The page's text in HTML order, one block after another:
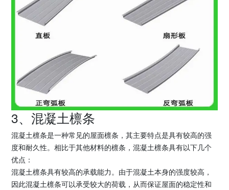
3、混凝土檩条
混凝土檩条是一种常见的屋面檩条，其主要特点是具有较高的强
度和耐久性。相比于其他材料的檩条，混凝土檩条具有以下几个
优点：
混凝土檩条具有较高的承载能力。由于混凝土本身的强度较高，
因此混凝土檩条可以承受较大的荷载，从而保证屋面的稳定性和